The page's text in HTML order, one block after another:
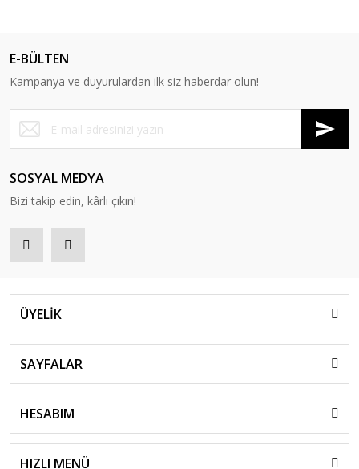
E-BÜLTEN
Kampanya ve duyurulardan ilk siz haberdar olun!
SOSYAL MEDYA
Bizi takip edin, kârlı çıkın!
ÜYELİK
SAYFALAR
HESABIM
HIZLI MENÜ